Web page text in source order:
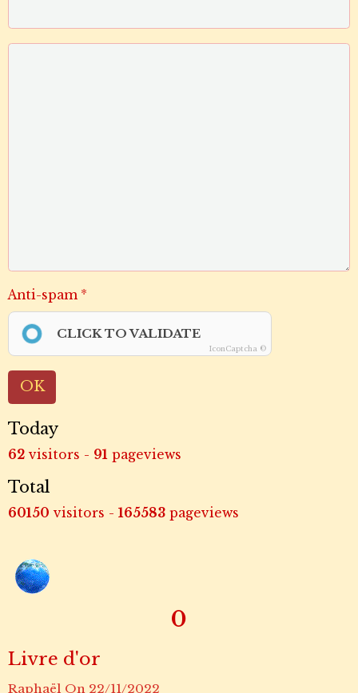
Anti-spam
CLICK TO VALIDATE
IconCaptcha ©
OK
Today
62 visitors - 91 pageviews
Total
60150 visitors - 165583 pageviews
0
Livre d'or
Raphaël On 22/11/2022